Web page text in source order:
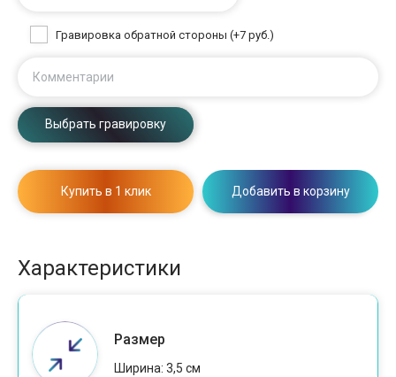
Гравировка обратной стороны (+7 руб.)
Комментарии
Выбрать гравировку
Купить в 1 клик Добавить в корзину
Характеристики
Размер
Ширина: 3,5 см